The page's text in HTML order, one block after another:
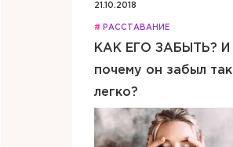
21.10.2018
# РАССТАВАНИЕ
КАК ЕГО ЗАБЫТЬ? И
почему он забыл так
легко?